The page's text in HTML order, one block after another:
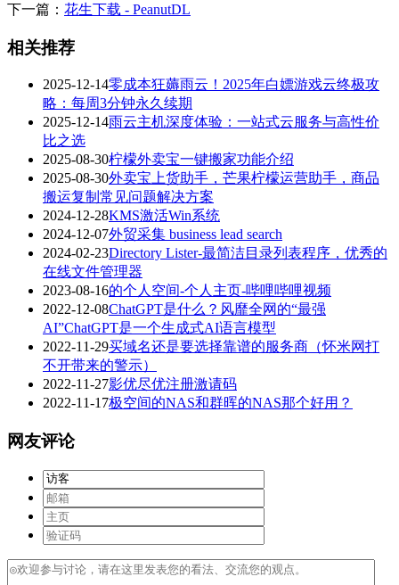
下一篇： 花生下载 - PeanutDL
相关推荐
2025-12-14零成本狂薅雨云！2025年白嫖游戏云终极攻
略：每周3分钟永久续期
2025-12-14雨云主机深度体验：一站式云服务与高性价
比之选
2025-08-30柠檬外卖宝一键搬家功能介绍
2025-08-30外卖宝上货助手，芒果柠檬运营助手，商品
搬运复制常见问题解决方案
2024-12-28KMS激活Win系统
2024-12-07外贸采集 business lead search
2024-02-23Directory Lister-最简洁目录列表程序，优秀的
在线文件管理器
2023-08-16的个人空间-个人主页-哔哩哔哩视频
2022-12-08ChatGPT是什么？风靡全网的“最强
AI”ChatGPT是一个生成式AI语言模型
2022-11-29买域名还是要选择靠谱的服务商（怀米网打
不开带来的警示）
2022-11-27影优尽优注册激请码
2022-11-17极空间的NAS和群晖的NAS那个好用？
网友评论